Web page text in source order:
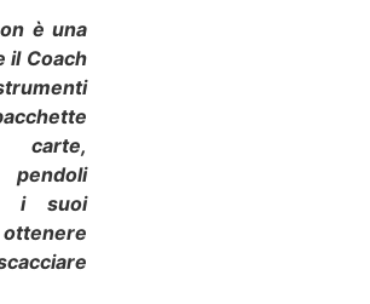
è una
il Coach
carte,
i suoi